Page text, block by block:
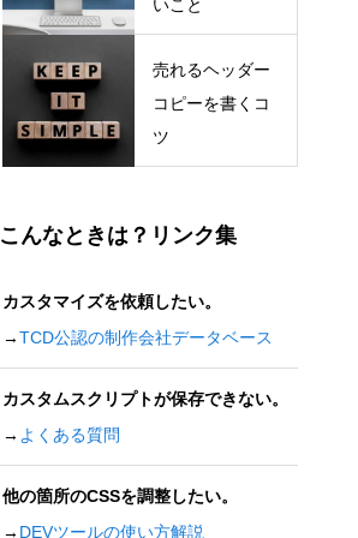
いこと
売れるヘッダー
コピーを書くコ
ツ
こんなときは？リンク集
カスタマイズを依頼したい。
→TCD公認の制作会社データベース
カスタムスクリプトが保存できない。
→ よくある質問
他の箇所のCSSを調整したい。
→ DEVツールの使い方解説